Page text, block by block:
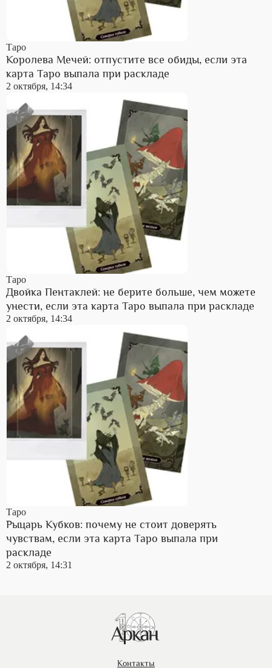
Таро
Королева Мечей: отпустите все обиды, если эта
карта Таро выпала при раскладе
2 октября, 14:34
Таро
Двойка Пентаклей: не берите больше, чем можете
унести, если эта карта Таро выпала при раскладе
2 октября, 14:34
Таро
Рыцарь Кубков: почему не стоит доверять
чувствам, если эта карта Таро выпала при
раскладе
2 октября, 14:31
Контакты